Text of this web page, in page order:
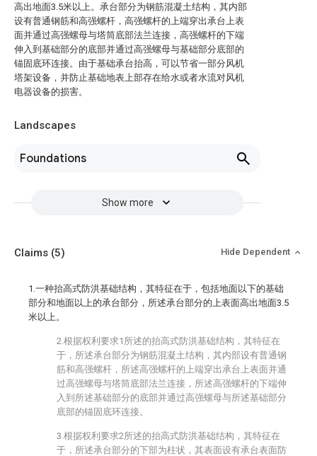
高出地面3.5米以上。承台部分为钢筋混凝土结构，其内部
设有普通钢筋和高强螺杆，高强螺杆的上端穿出承台上表
面并通过高强螺母与塔筒底部法兰连接，高强螺杆的下端
伸入到基础部分的底部并通过高强螺母与基础部分底部的
锚固底环连接。由于基础承台抬高，可以节省一部分风机
塔架设备，并防止基础地表上部存在给水或者水流对风机
电器设备的损害。
Landscapes
Foundations
Show more
Claims (5) Hide Dependent
1.一种抬高式防洪基础结构，其特征在于，包括地面以下的基础
部分和地面以上的承台部分，所述承台部分的上表面高出地面3.5
米以上。
2.根据权利要求1所述的抬高式防洪基础结构，其特征在
于，所述承台部分为钢筋混凝土结构，其内部设有普通钢
筋和高强螺杆，所述高强螺杆的上端穿出承台上表面并通
过高强螺母与塔筒底部法兰连接，所述高强螺杆的下端伸
入到所述基础部分的底部并通过高强螺母与所述基础部分
底部的锚固底环连接。
3.根据权利要求2所述的抬高式防洪基础结构，其特征在
于，所述承台部分的下部为柱状，其表面设有承台表面防